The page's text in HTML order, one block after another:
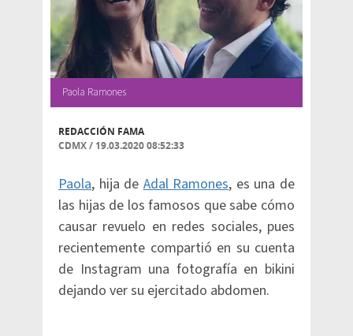
Paola Ramones
REDACCIÓN FAMA
CDMX/ 19.03.2020 08:52:33
Paola, hija deAdal Ramones, es una de
las hijas de los famosos que sabe cómo
causar revuelo en redes sociales, pues
recientemente compartió en su cuenta
de Instagram una fotografía en bikini
dejando ver su ejercitado abdomen.